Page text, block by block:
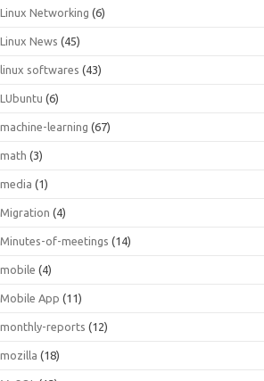
Linux Networking (6)
Linux News (45)
linux softwares (43)
LUbuntu (6)
machine-learning (67)
math (3)
media (1)
Migration (4)
Minutes-of-meetings (14)
mobile (4)
Mobile App (11)
monthly-reports (12)
mozilla (18)